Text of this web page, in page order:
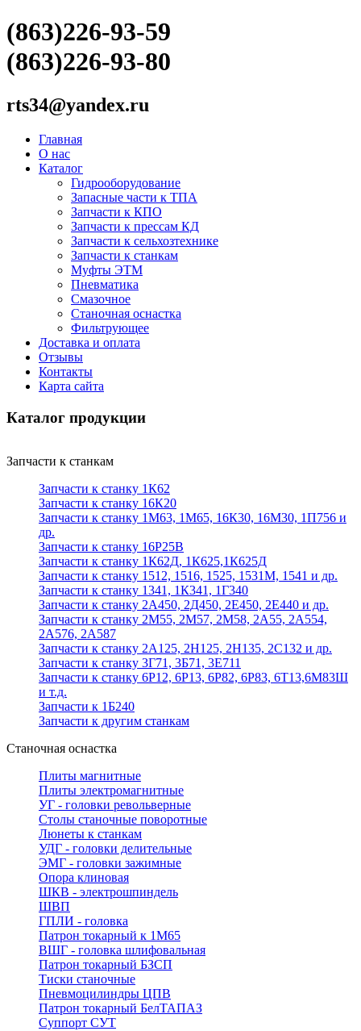
(863)226-93-59
(863)226-93-80
rts34@yandex.ru
Главная
О нас
Каталог
Гидрооборудование
Запасные части к ТПА
Запчасти к КПО
Запчасти к прессам КД
Запчасти к сельхозтехнике
Запчасти к станкам
Муфты ЭТМ
Пневматика
Смазочное
Станочная оснастка
Фильтрующее
Доставка и оплата
Отзывы
Контакты
Карта сайта
Каталог продукции
Запчасти к станкам
Запчасти к станку 1К62
Запчасти к станку 16К20
Запчасти к станку 1М63, 1М65, 16К30, 16М30, 1П756 и
др.
Запчасти к станку 16Р25В
Запчасти к станку 1К62Д, 1К625,1К625Д
Запчасти к станку 1512, 1516, 1525, 1531М, 1541 и др.
Запчасти к станку 1341, 1К341, 1Г340
Запчасти к станку 2А450, 2Д450, 2Е450, 2Е440 и др.
Запчасти к станку 2М55, 2М57, 2М58, 2А55, 2А554,
2А576, 2А587
Запчасти к станку 2А125, 2Н125, 2Н135, 2С132 и др.
Запчасти к станку 3Г71, 3Б71, 3Е711
Запчасти к станку 6Р12, 6Р13, 6Р82, 6Р83, 6Т13,6М83Ш
и т.д.
Запчасти к 1Б240
Запчасти к другим станкам
Станочная оснастка
Плиты магнитные
Плиты электромагнитные
УГ - головки револьверные
Столы станочные поворотные
Люнеты к станкам
УДГ - головки делительные
ЭМГ - головки зажимные
Опора клиновая
ШКВ - электрошпиндель
ШВП
ГПЛИ - головка
Патрон токарный к 1М65
ВШГ - головка шлифовальная
Патрон токарный БЗСП
Тиски станочные
Пневмоцилиндры ЦПВ
Патрон токарный БелТАПАЗ
Суппорт СУТ